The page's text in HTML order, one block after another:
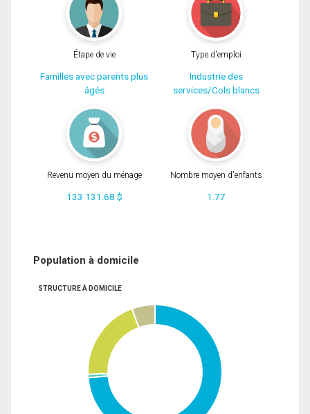
Étape de vie
Familles avec parents plus
âgés
Type d'emploi
Industrie des
services/Cols blancs
Revenu moyen du ménage
133 131.68 $
Nombre moyen d'enfants
1.77
Population à domicile
STRUCTURE À DOMICILE